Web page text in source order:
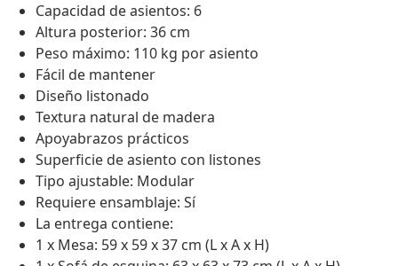
Capacidad de asientos: 6
Altura posterior: 36 cm
Peso máximo: 110 kg por asiento
Fácil de mantener
Diseño listonado
Textura natural de madera
Apoyabrazos prácticos
Superficie de asiento con listones
Tipo ajustable: Modular
Requiere ensamblaje: Sí
La entrega contiene:
1 x Mesa: 59 x 59 x 37 cm (L x A x H)